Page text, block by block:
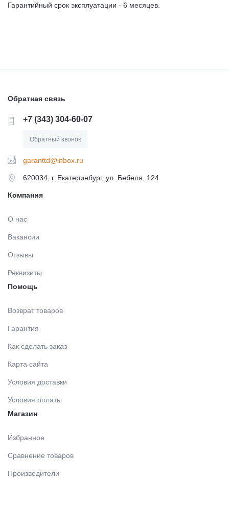
Гарантийный срок эксплуатации - 6 месяцев.
Обратная связь
+7 (343) 304-60-07
Обратный звонок
garanttd@inbox.ru
620034, г. Екатеринбург, ул. Бебеля, 124
Компания
О нас
Вакансии
Отзывы
Реквизиты
Помощь
Возврат товаров
Гарантия
Как сделать заказ
Карта сайта
Условия доставки
Условия оплаты
Магазин
Избранное
Сравнение товаров
Производители